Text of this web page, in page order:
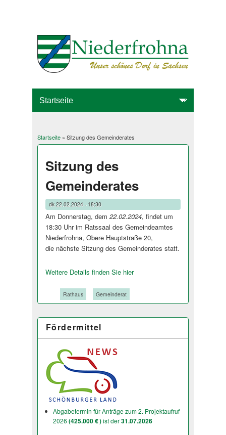
Sie sind hier
Startseite» Sitzung des Gemeinderates
Sitzung des
Gemeinderates
dk22.02.2024 - 18:30
Am Donnerstag, dem 22.02.2024, findet um
18:30 Uhr im Ratssaal des Gemeindeamtes
Niederfrohna, Obere Hauptstraße 20,
die nächste Sitzung des Gemeinderates stat­t.
Weitere Details finden Sie hier
Rathaus Gemeinderat
Fördermittel
Abgabetermin für Anträge zum 2. Projektaufruf
2026 (425.000 € )ist der31.07.2026